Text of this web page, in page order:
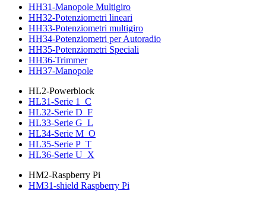
HH31-Manopole Multigiro
HH32-Potenziometri lineari
HH33-Potenziometri multigiro
HH34-Potenziometri per Autoradio
HH35-Potenziometri Speciali
HH36-Trimmer
HH37-Manopole
HL2-Powerblock
HL31-Serie 1_C
HL32-Serie D_F
HL33-Serie G_L
HL34-Serie M_O
HL35-Serie P_T
HL36-Serie U_X
HM2-Raspberry Pi
HM31-shield Raspberry Pi